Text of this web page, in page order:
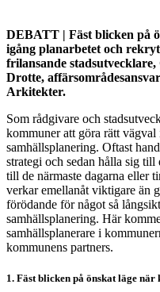
DEBATT | Fäst blicken på
igång planarbetet och
frilansande
Drotte,
Arkitekter.
Som rådgivare och
kommuner att göra rätt
samhällsplanering. Oftast
strategi och sedan hålla sig
till de närmaste dagarna eller
verkar emellanåt viktigare än
förödande för något så
samhällsplanering. Här
samhällsplanerare i
kommunens partners.
1. Fäst blicken på önskat läge